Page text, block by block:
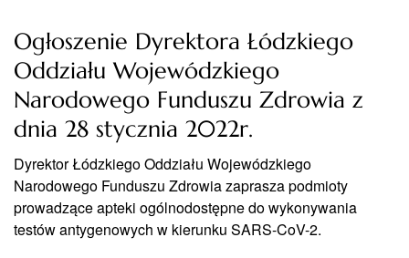
Ogłoszenie Dyrektora Łódzkiego
Oddziału Wojewódzkiego
Narodowego Funduszu Zdrowia z
dnia 28 stycznia 2022r.
Dyrektor Łódzkiego Oddziału Wojewódzkiego
Narodowego Funduszu Zdrowia zaprasza podmioty
prowadzące apteki ogólnodostępne do wykonywania
testów antygenowych w kierunku SARS-CoV-2.